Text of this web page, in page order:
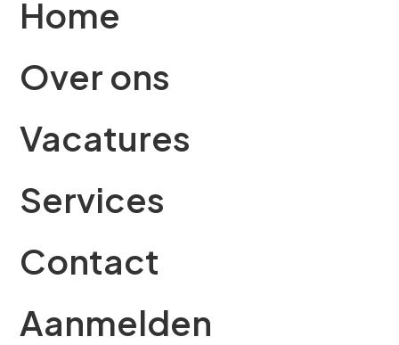
Home
Over ons
Vacatures
Services
Contact
Aanmelden